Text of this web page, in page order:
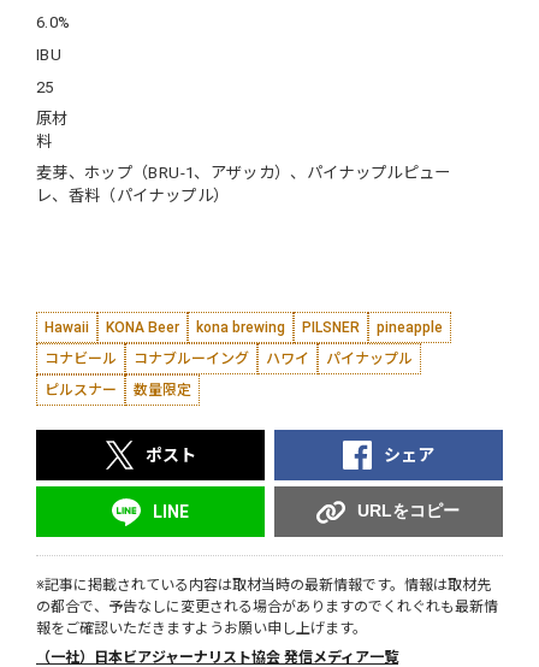
6.0%
IBU
25
原材
料
麦芽、ホップ（BRU-1、アザッカ）、パイナップルピュー
レ、香料（パイナップル）
Hawaii KONA Beer kona brewing PILSNER
pineapple
コナビール
コナブルーイング ハワイ
パイナップル
ピルスナー
数量限定
ポスト シェア
LINE URLをコピー
※記事に掲載されている内容は取材当時の最新情報です。情報は取材先
の都合で、予告なしに変更される場合がありますのでくれぐれも最新情
報をご確認いただきますようお願い申し上げます。
（一社）日本ビアジャーナリスト協会 発信メディア一覧